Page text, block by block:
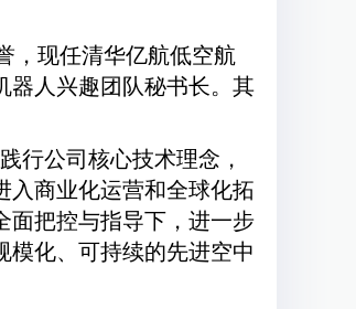
，现任清华亿航低空航
器人兴趣团队秘书长。其
行公司核心技术理念，
入商业化运营和全球化拓
面把控与指导下，进一步
模化、可持续的先进空中